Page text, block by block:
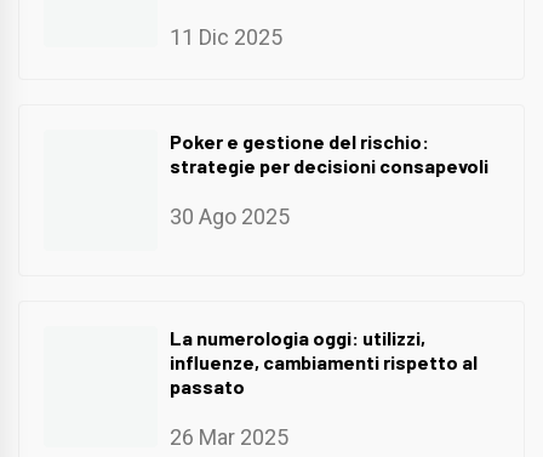
11 Dic 2025
Poker e gestione del rischio:
strategie per decisioni consapevoli
30 Ago 2025
La numerologia oggi: utilizzi,
influenze, cambiamenti rispetto al
passato
26 Mar 2025